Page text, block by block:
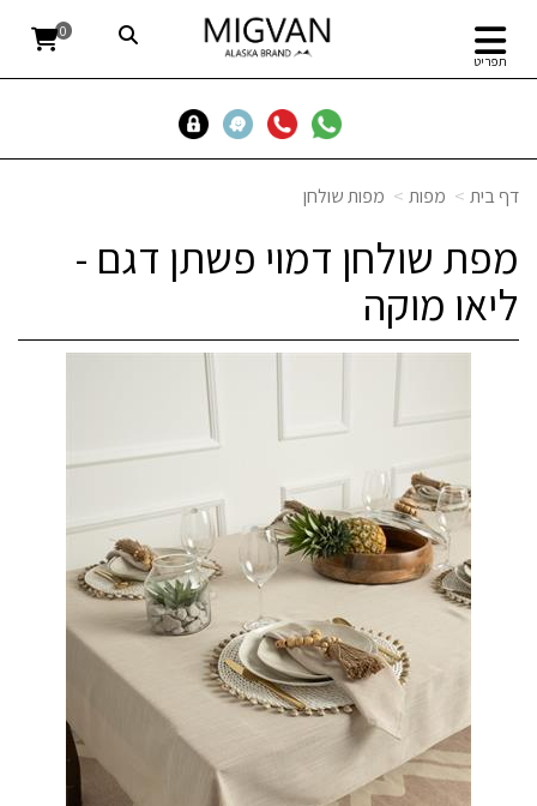
תפריט
0
דף בית מפות מפות שולחן
מפת שולחן דמוי פשתן דגם -
ליאו מוקה